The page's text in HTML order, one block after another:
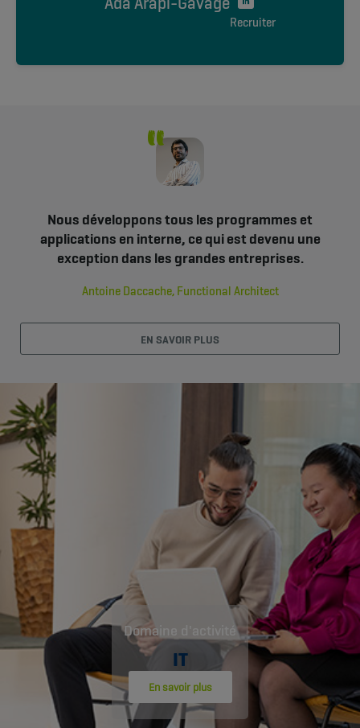
Recruiter
Nous développons tous les programmes et
applications en interne, ce qui est devenu une
exception dans les grandes entreprises.
Antoine Daccache, Functional Architect
EN SAVOIR PLUS
Domaine d'activité
IT
En savoir plus